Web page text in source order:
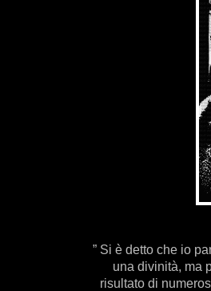
” Si è detto che io
una divinità, ma
risultato di